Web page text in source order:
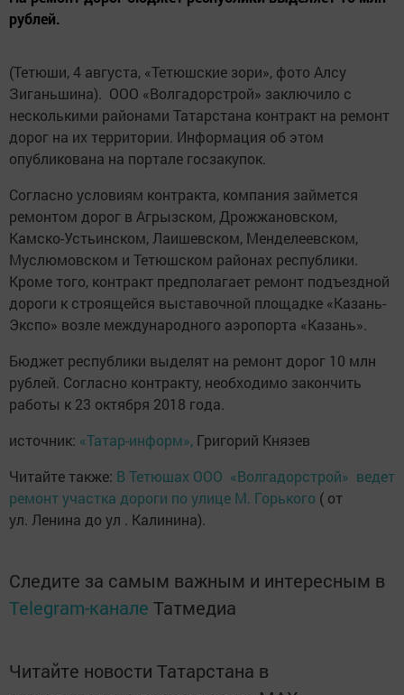
рублей.
(Тетюши, 4 августа, «Тетюшские зори», фото Алсу
Зиганьшина). ООО «Волгадорстрой» заключило с
несколькими районами Татарстана контракт на ремонт
дорог на их территории. Информация об этом
опубликована на портале госзакупок.
Согласно условиям контракта, компания займется
ремонтом дорог в Агрызском, Дрожжановском,
Камско-Устьинском, Лаишевском, Менделеевском,
Муслюмовском и Тетюшском районах республики.
Кроме того, контракт предполагает ремонт подъездной
дороги к строящейся выставочной площадке «Казань-
Экспо» возле международного аэропорта «Казань».
Бюджет республики выделят на ремонт дорог 10 млн
рублей. Согласно контракту, необходимо закончить
работы к 23 октября 2018 года.
источник: «Татар-информ», Григорий Князев
Читайте также: В Тетюшах ООО «Волгадорстрой» ведет
ремонт участка дороги по улице М. Горького ( от
ул. Ленина до ул . Калинина).
Следите за самым важным и интересным в
Telegram-канале Татмедиа
Читайте новости Татарстана в